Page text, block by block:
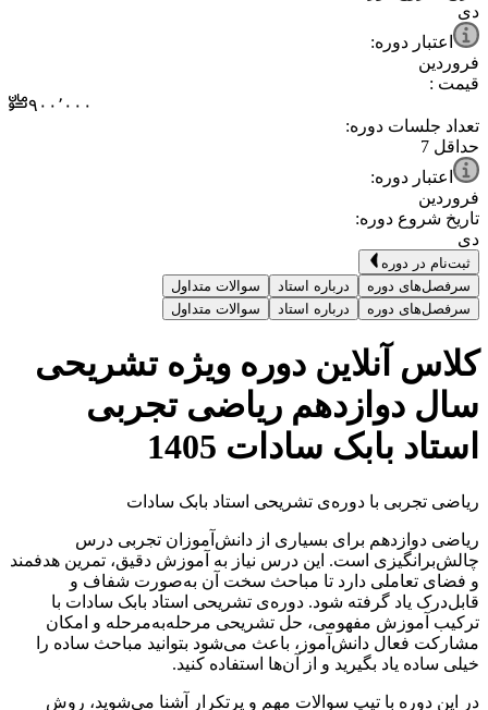
دی
اعتبار دوره:
فروردین
قیمت :
۹۰۰٬۰۰۰
تعداد جلسات دوره:
حداقل 7
اعتبار دوره:
فروردین
تاریخ شروع دوره:
دی
ثبت‌نام در دوره
سرفصل‌های دوره
درباره استاد
سوالات متداول
سرفصل‌های دوره
درباره استاد سوالات متداول
کلاس آنلاین دوره ویژه تشریحی
سال دوازدهم ریاضی تجربی
استاد بابک سادات 1405
ریاضی تجربی با دوره‌ی تشریحی استاد بابک سادات
ریاضی دوازدهم برای بسیاری از دانش‌آموزان تجربی درس
چالش‌برانگیزی است. این درس نیاز به آموزش دقیق، تمرین هدفمند
و فضای تعاملی دارد تا مباحث سخت آن به‌صورت شفاف و
قابل‌درک یاد گرفته شود. دوره‌ی تشریحی استاد بابک سادات با
ترکیب آموزش مفهومی، حل تشریحی مرحله‌به‌مرحله و امکان
مشارکت فعال دانش‌آموز، باعث می‌شود بتوانید مباحث ساده را
خیلی ساده یاد بگیرید و از آن‌ها استفاده کنید.
در این دوره با تیپ‌ سوالات مهم و پرتکرار آشنا می‌شوید، روش